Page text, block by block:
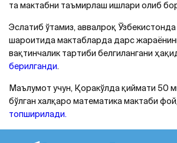
та мактабни таъмирлаш ишлари олиб
Эслатиб ўтамиз, аввалроқ
шароитида мактабларда дарс
вақтинчалик тартиби белгилангани
берилганди.
Маълумот учун, Қоракўлда қиймати 50
бўлган халқаро математика мактаби
топширилади.